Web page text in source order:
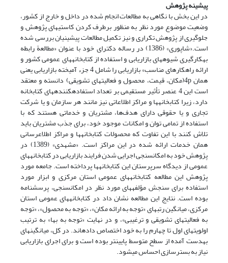
پیشینه پژوهش
در این بخش با نگاهی به مطالعات انجام شده در داخل و خارج از کشور،
وضعیت موضوع مورد نظر به منظور برطرف کردن کاستی‏های پژوهش و
جلوگیری از پژوهش تکراری و نیز تکمیل مطالعات پیشینیان بررسی شده
است.«شاپوری» (1386) در رساله دکترای خود با عنوان «مطالعة رابطه
به‏کارگیری شیوه‏های بازاریابی و استفاده از کتابخانه‏های عمومی کشور و
ارائه راهکارهای مناسب» بازاریابی را شامل 4 جزء آمیخته بازاریابی یعنی
همان 4p(مکان، قیمت، محصول و فعالیت‏های تشویقی) دانسته و معتقد
است این 4 عنصر تأثیر مستقیمی بر تعداد استفاده‏کننده‏های کتابخانه
دارد، زیرا کتابخانه‏ها و مراکز اطلاعاتی نیز مانند هر سازمان و یا شرکت
تجاری و یا حقوقی دارای هدف‌ها، مشتریان و خدماتی هستند که با
استفاده از تمامی توان و امکانات موجود خود، برای جذب مشتریان باید
تلاش کنند با این تفاوت که محصولات کتابخانه‏ها و مراکز اطلاع‏رسانی
همان خدمات ارائه شده در این مراکز است. «مشهدی» (1389) در
پژوهش خود به امکان‏سنجی اجرایی شدن فرایند بازاریابی در کتابخانه‏های
عمومی از دیدگاه سرپرستان این کتابخانه‏ها پرداخته است. جامعه مورد
پژوهش این مطالعه کتابخانه‏های عمومی استان مرکزی و ابزار مورد
استفاده برای سنجش مؤلفه‏های مورد نظر در امکان‏سنجی، پرسشنامه
بوده است. نتایج این مطالعه نشان داد در کتابخانه‏های عمومی استان
مرکزی، میانگین رتبه‏ای «توجه به ارائه مکان»، «توجه به محصول»، «توجه
به فعالیت‏های تشویقی و ترغیبی»، و در نهایت «توجه به بها» به ترتیب
اولویت‏های اول تا چهارم را به خود اختصاص داده‏اند. در کل، میانگین‏های
به‏دست آمده از سطح متوسط پایین‏تر بوده‏ است و برای اجرای بازاریابی
نیاز به بسترسازی احساس می‏شود.